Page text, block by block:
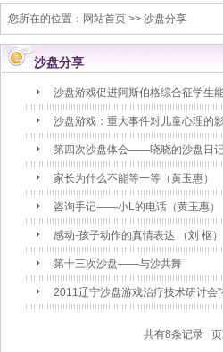
您所在的位置： 网站首页 >> 沙盘分享
沙盘分享
沙盘游戏促进阿斯伯格综合征学生
沙盘游戏：重大事件对儿童心理的
第四次沙盘体会——晓晓的沙盘日
家长为什么不能等一等（黄玉惠）
咨询手记——小L的电话（黄玉惠）
感动-孩子动作的真情表达 （刘 枢）
第十三次沙盘——与沙共舞
2011辽宁沙盘游戏治疗技术研讨会
共有8条记录 页